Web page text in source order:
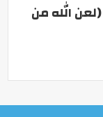
الله من